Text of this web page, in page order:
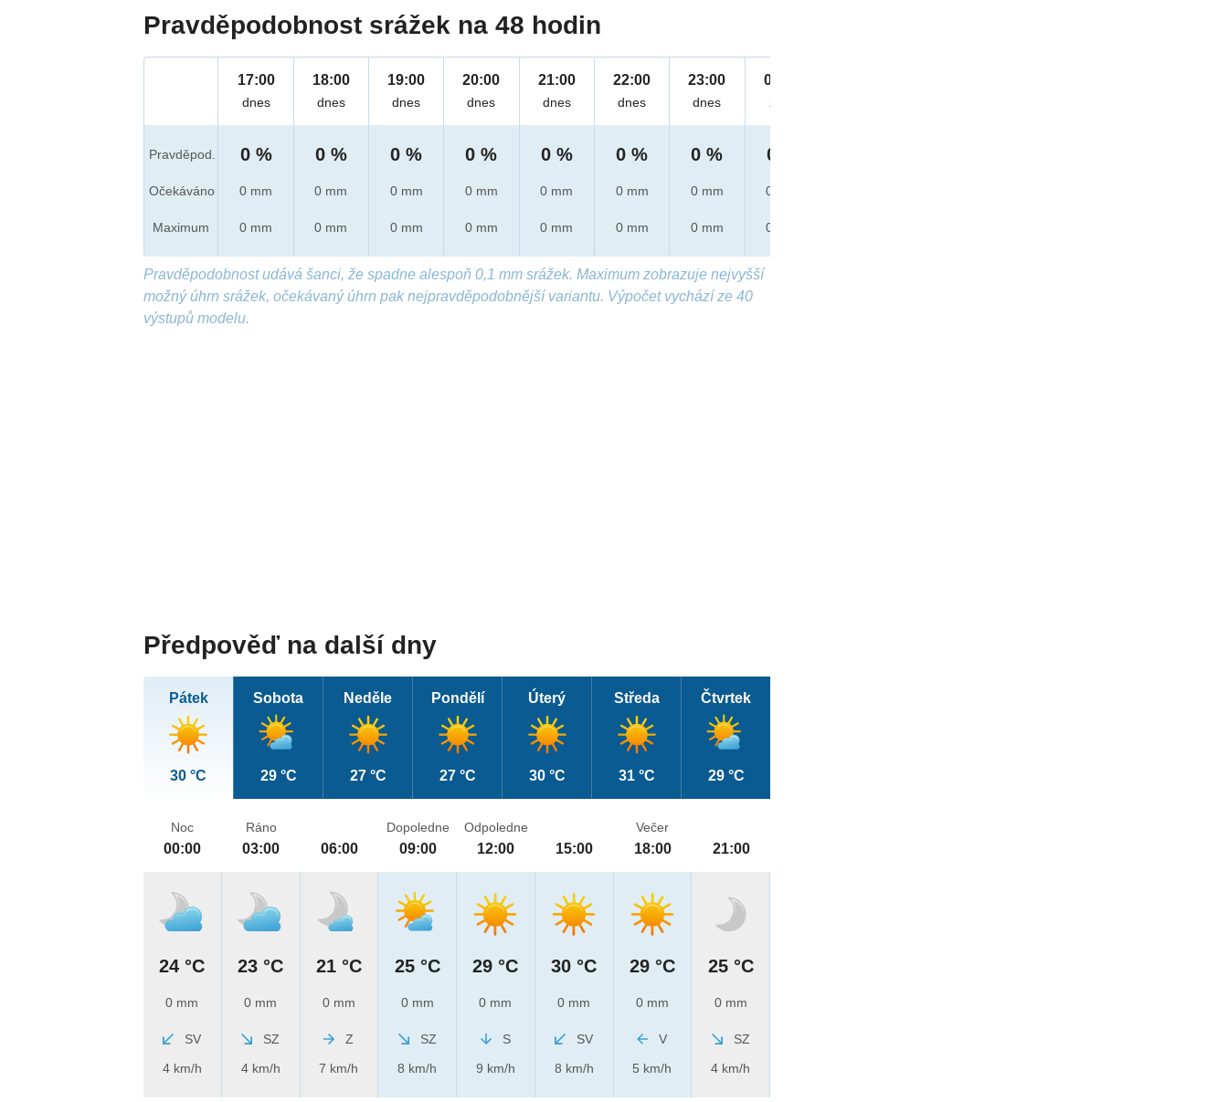
Pravděpodobnost srážek na 48 hodin
Pravděpod.
Očekáváno
Maximum
17:00
dnes
0 %
0 mm
0 mm
18:00
dnes
0 %
0 mm
0 mm
19:00
dnes
0 %
0 mm
0 mm
20:00
dnes
0 %
0 mm
0 mm
21:00
dnes
0 %
0 mm
0 mm
22:00
dnes
0 %
0 mm
0 mm
23:00
dnes
0 %
0 mm
0 mm
00:00
zítra
0 %
0 mm
0 mm
Pravděpodobnost udává šanci, že spadne alespoň 0,1 mm srážek. Maximum zobrazuje nejvyšší
možný úhrn srážek, očekávaný úhrn pak nejpravděpodobnější variantu. Výpočet vychází ze 40
výstupů modelu.
Předpověď na další dny
Pátek
30 °C
Sobota
29 °C
Neděle
27 °C
Pondělí
27 °C
Úterý
30 °C
Středa
31 °C
Čtvrtek
29 °C
Noc
00:00
24 °C
0 mm
SV
4 km/h
Ráno
03:00
23 °C
0 mm
SZ
4 km/h
06:00
21 °C
0 mm
Z
7 km/h
Dopoledne
09:00
25 °C
0 mm
SZ
8 km/h
Odpoledne
12:00
29 °C
0 mm
S
9 km/h
15:00
30 °C
0 mm
SV
8 km/h
Večer
18:00
29 °C
0 mm
V
5 km/h
21:00
25 °C
0 mm
SZ
4 km/h